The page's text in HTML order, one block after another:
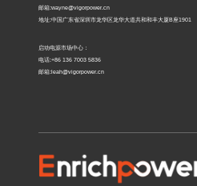
pow
er.cn
市
场
邮箱:wayne@vigorpower.cn
地址:中国广东省深圳市龙华区龙华大道共和和丰大厦B座1901
启动电源市场中心：
电话:+86 136 7003 5836
邮箱:leah@vigorpower.cn